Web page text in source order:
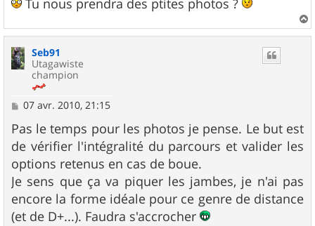
a
Seb91
Utagawiste
champion
M
s
s
a
g
e
07 avr. 2010, 21:15
Pas le temps pour les photos je pense. Le but est
de vérifier l'intégralité du parcours et valider les
options retenus en cas de boue.
Je sens que ça va piquer les jambes, je n'ai pas
encore la forme idéale pour ce genre de distance
(et de D+...). Faudra s'accrocher